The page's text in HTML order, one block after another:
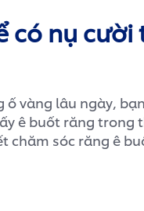
có nụ
vàng lâu ngày,
ê buốt răng
chăm sóc răng ê